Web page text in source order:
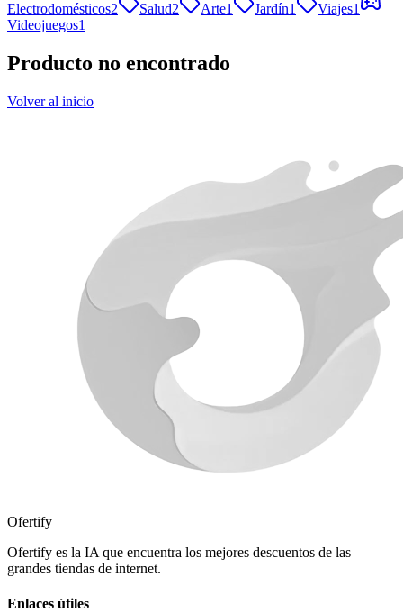
Electrodomésticos2 Salud2 Arte1 Jardín1 Viajes1
Videojuegos1
Producto no encontrado
Volver al inicio
Ofertify
Ofertify es la IA que encuentra los mejores descuentos de las
grandes tiendas de internet.
Enlaces útiles